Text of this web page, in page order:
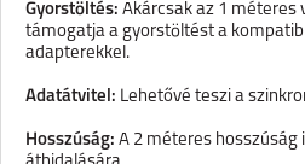
Gyorstöltés: Akárcsak az 1 méteres
támogatja a gyorstöltést a
adapterekkel.
Adatátvitel: Lehetővé teszi a
Hosszúság: A 2 méteres hosszúság